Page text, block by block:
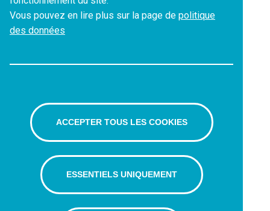
Vous pouvez en lire plus sur la page de politique
des données
ACCEPTER TOUS LES COOKIES
ESSENTIELS UNIQUEMENT